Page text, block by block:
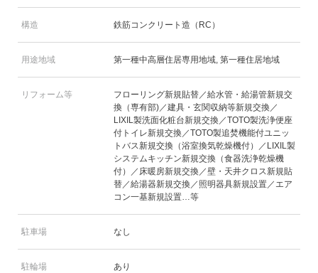
構造 鉄筋コンクリート造（RC）
用途地域 第一種中高層住居専用地域, 第一種住居地域
リフォーム等
フローリング新規貼替／給水管・給湯管新規交
換（専有部)／建具・玄関収納等新規交換／
LIXIL製洗面化粧台新規交換／TOTO製洗浄便座
付トイレ新規交換／TOTO製追焚機能付ユニッ
トバス新規交換（浴室換気乾燥機付）／LIXIL製
システムキッチン新規交換（食器洗浄乾燥機
付）／床暖房新規交換／壁・天井クロス新規貼
替／給湯器新規交換／照明器具新規設置／エア
コン一基新規設置…等
駐車場 なし
駐輪場 あり